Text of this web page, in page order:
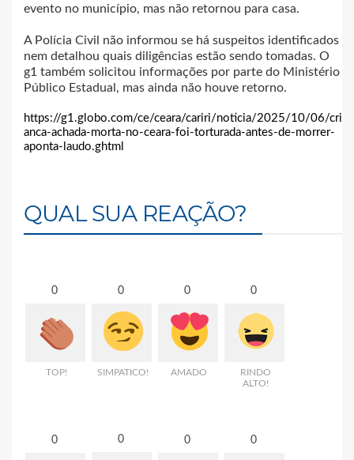
evento no município, mas não retornou para casa.
A Polícia Civil não informou se há suspeitos identificados
nem detalhou quais diligências estão sendo tomadas. O
g1 também solicitou informações por parte do Ministério
Público Estadual, mas ainda não houve retorno.
https://g1.globo.com/ce/ceara/cariri/noticia/2025/10/06/cri
anca-achada-morta-no-ceara-foi-torturada-antes-de-morrer-
aponta-laudo.ghtml
QUAL SUA REAÇÃO?
0
TOP!
0
SIMPATICO!
0
AMADO
0
RINDO
ALTO!
0 0 0 0